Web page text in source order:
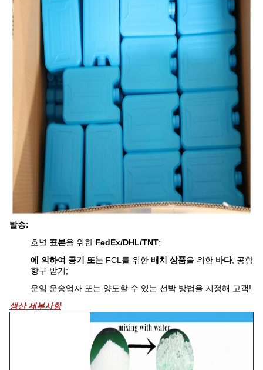
발송:
호별 표본을 위한 FedEx/DHL/TNT;
에 의하여 공기 또는 FCL를 위한 배치 상품을 위한 바다; 공항
항구 받기;
운임 운송업자 또는 양도할 수 있는 선박 방법을 지정해 고객!
생산 세부사항